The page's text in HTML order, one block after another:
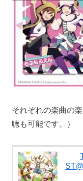
それぞれの楽曲の
聴も可能です。）